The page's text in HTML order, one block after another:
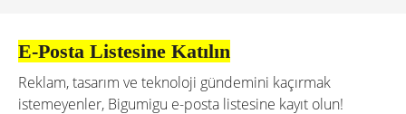
E-Posta Listesine Katılın
Reklam, tasarım ve teknoloji gündemini kaçırmak
istemeyenler, Bigumigu e-posta listesine kayıt olun!